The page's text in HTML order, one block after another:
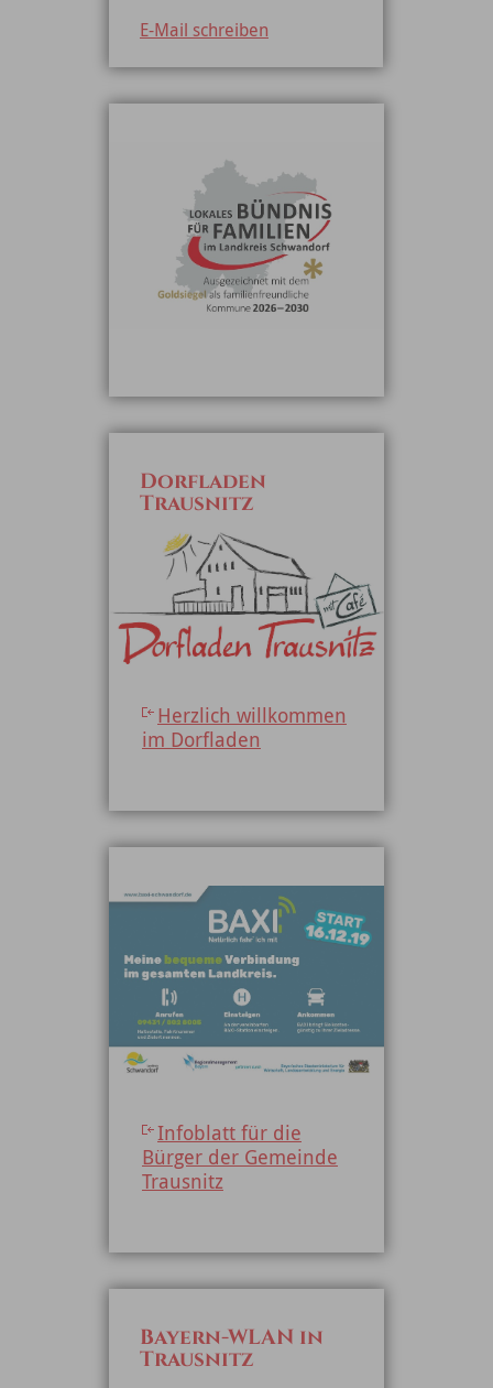
E-Mail schreiben
Dorfladen
Trausnitz
Herzlich willkommen
im Dorfladen
Infoblatt für die
Bürger der Gemeinde
Trausnitz
Bayern-WLAN in
Trausnitz